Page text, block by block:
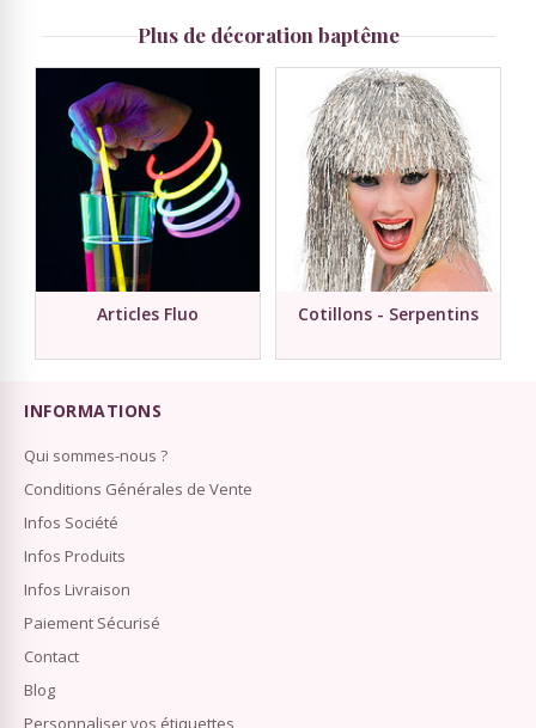
Plus de décoration baptême
Articles Fluo Cotillons - Serpentins
INFORMATIONS
Qui sommes-nous ?
Conditions Générales de Vente
Infos Société
Infos Produits
Infos Livraison
Paiement Sécurisé
Contact
Blog
Personnaliser vos étiquettes